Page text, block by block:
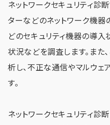
ネットワークセキュリティ診
ターなどのネットワーク機器
どのセキュリティ機器の導入
状況などを調査します。また
析し、不正な通信やマルウ
す。
ネットワークセキュリティ診